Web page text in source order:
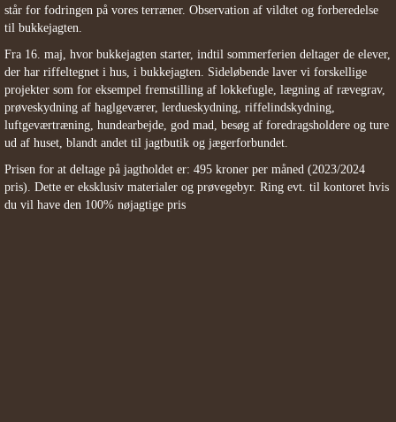
står for fodringen på vores terræner. Observation af vildtet og forberedelse
til bukkejagten.
Fra 16. maj, hvor bukkejagten starter, indtil sommerferien deltager de elever,
der har riffeltegnet i hus, i bukkejagten. Sideløbende laver vi forskellige
projekter som for eksempel fremstilling af lokkefugle, lægning af rævegrav,
prøveskydning af haglgeværer, lerdueskydning, riffelindskydning,
luftgeværtræning, hundearbejde, god mad, besøg af foredragsholdere og ture
ud af huset, blandt andet til jagtbutik og jægerforbundet.
Prisen for at deltage på jagtholdet er: 495 kroner per måned (2023/2024
pris). Dette er eksklusiv materialer og prøvegebyr. Ring evt. til kontoret hvis
du vil have den 100% nøjagtige pris